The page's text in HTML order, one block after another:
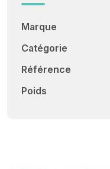
Marque
Catégorie
Référence
Poids